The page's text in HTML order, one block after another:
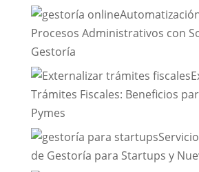
Procesos Administrativos con
Gestoría
Trámites Fiscales: Beneficios
Pymes
de Gestoría para Startups y